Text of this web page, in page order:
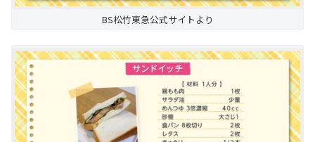
BS松竹東急公式サイトより